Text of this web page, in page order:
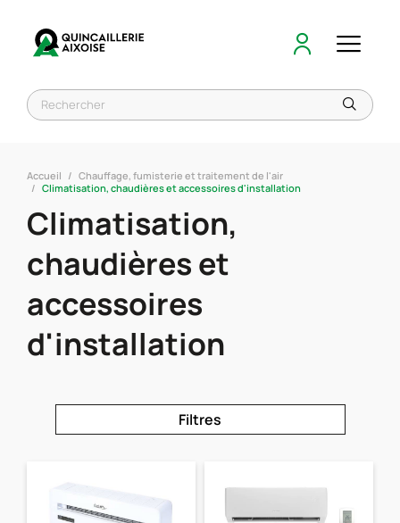
Accueil
Chauffage, fumisterie et traitement de l'air
Climatisation, chaudières et accessoires d'installation
Climatisation,
chaudières et
accessoires
d'installation
Filtres